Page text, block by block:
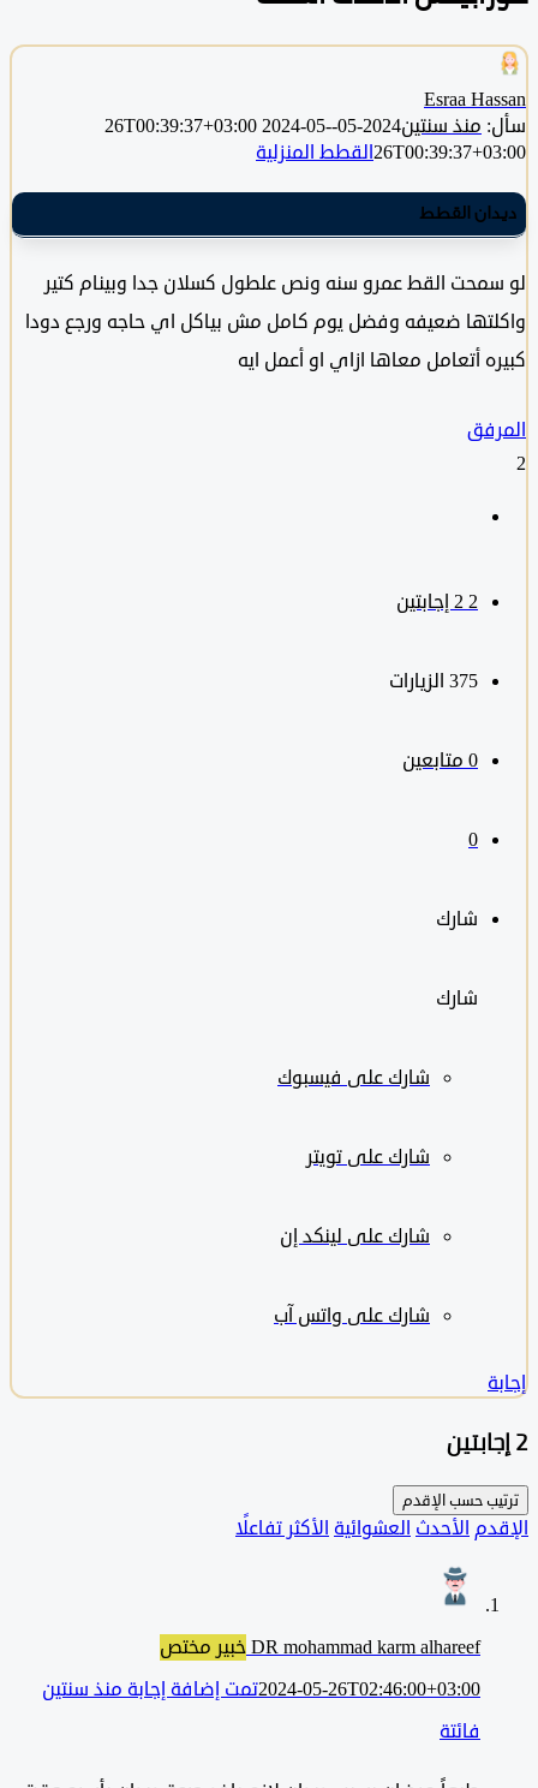
Esraa
منذ سنتين2024-05-26T00:39:37+03:00
2024-05-
القطط المنزلية
القطط
القط عمرو سنه ونص علطول كسلان جدا وبينام كتير
ضعيفه وفضل يوم كامل مش بياكل اي حاجه ورجع دودا
أتعامل معاها ازاي او أعمل ايه
375 الزيارات
متابعين
شارك
شارك على فيسبوك
شارك على تويتر
شارك على لينكد إن
شارك على واتس آب
حسبالإقدم
الأحدثالعشوائيةالأكثر تفاعلًا
DR mohammad karm alhareefخبير مختص
2024-05-26T02:46:00+03:00تمت إضافة إجابة منذ سنتين